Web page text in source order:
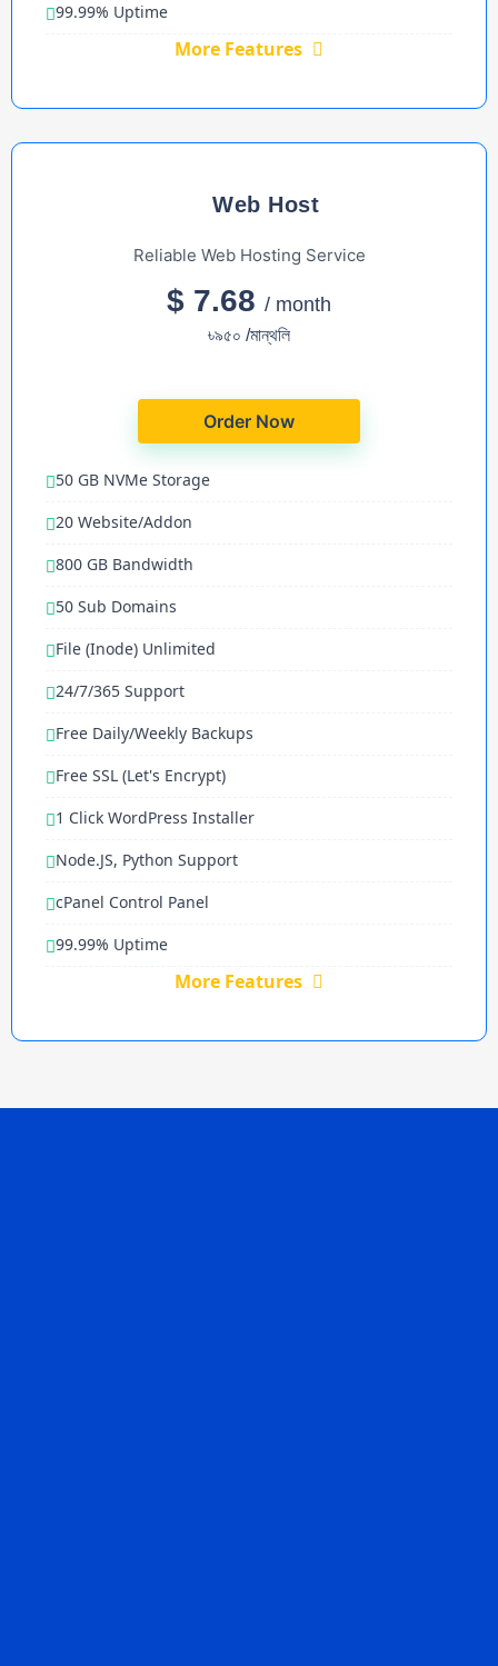
99.99% Uptime
More Features
Web Host
Reliable Web Hosting Service
$ 7.68 / month
৳৯৫০ /মান্থলি
Order Now
50 GB NVMe Storage
20 Website/Addon
800 GB Bandwidth
50 Sub Domains
File (Inode) Unlimited
24/7/365 Support
Free Daily/Weekly Backups
Free SSL (Let's Encrypt)
1 Click WordPress Installer
Node.JS, Python Support
cPanel Control Panel
99.99% Uptime
More Features